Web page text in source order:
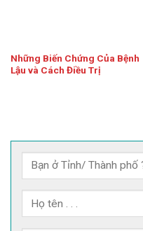
Những Biến Chứng Của Bệnh
Lậu và Cách Điều Trị